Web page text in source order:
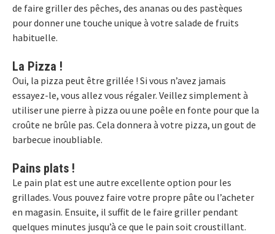
de faire griller des pêches, des ananas ou des pastèques
pour donner une touche unique à votre salade de fruits
habituelle.
La Pizza !
Oui, la pizza peut être grillée ! Si vous n’avez jamais
essayez-le, vous allez vous régaler. Veillez simplement à
utiliser une pierre à pizza ou une poêle en fonte pour que la
croûte ne brûle pas. Cela donnera à votre pizza, un gout de
barbecue inoubliable.
Pains plats !
Le pain plat est une autre excellente option pour les
grillades. Vous pouvez faire votre propre pâte ou l’acheter
en magasin. Ensuite, il suffit de le faire griller pendant
quelques minutes jusqu’à ce que le pain soit croustillant.